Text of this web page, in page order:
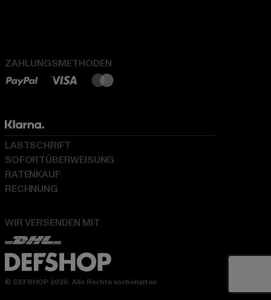
ZAHLUNGSMETHODEN
WIR VERSENDEN MIT
LASTSCHRIFT
SOFORTÜBERWEISUNG
RATENKAUF
RECHNUNG
© DEFSHOP 2026. Alle Rechte vorbehalten